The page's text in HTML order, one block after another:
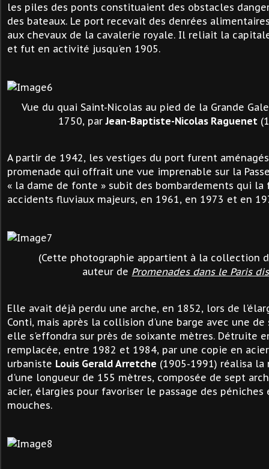
les piles des ponts constituaient des obstacles
des bateaux. Le port recevait des denrées
aux chevaux de la cavalerie royale. Il reliait la
et fut en activité jusqu'en 1905.
Vue du quai Saint-Nicolas au pied de la Grande
1750, parJean-Baptiste-Nicolas Raguenet
A partir de 1942, les vestiges du port furent
promenade qui offrait une vue imprenable sur la
« la dame de fonte » subit des bombardements qui
accidents fluviaux majeurs, en 1961, en 1973 et en
(Cette photographie appartient à la collection
auteur de Promenades dans le Paris
Elle avait déjà perdu une arche, en 1852, lors de
Conti, mais après la collision d'une barge avec une de
elle s'effondra sur près de soixante mètres. Détruite
remplacée, entre 1982 et 1984, par une copie en
urbaniste Louis Gerald Arretche (1905-1991) réalisa
d'une longueur de 155 mètres, composée de sept
acier, élargies pour favoriser le passage des péniches
mouches.